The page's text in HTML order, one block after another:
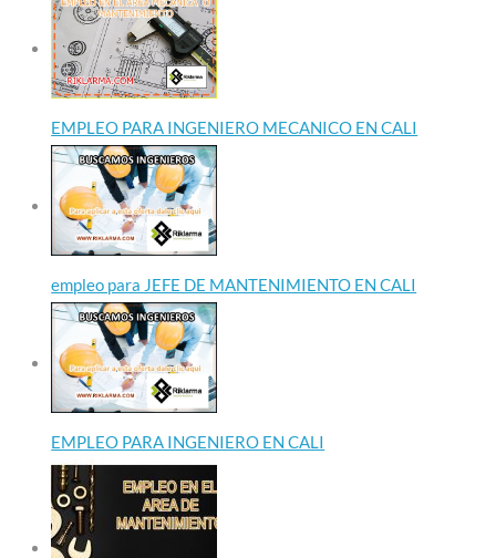
EMPLEO PARA INGENIERO MECANICO EN CALI
empleo para JEFE DE MANTENIMIENTO EN CALI
EMPLEO PARA INGENIERO EN CALI